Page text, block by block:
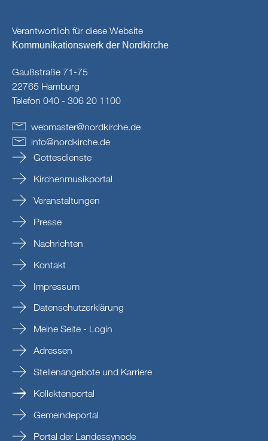
Verantwortlich für diese Website
Kommunikationswerk der Nordkirche
Gaußstraße 71-75
22765 Hamburg
Telefon 040 - 306 20 1100
webmaster@nordkirche de
info@nordkirche.de
Gottesdienste
Kirchenmusikportal
Veranstaltungen
Presse
Nachrichten
Kontakt
Impressum
Datenschutzerklärung
Meine Seite - Login
Adressen
Stellenangebote und Karriere
Kollektenportal
Gemeindeportal
Portal der Landessynode